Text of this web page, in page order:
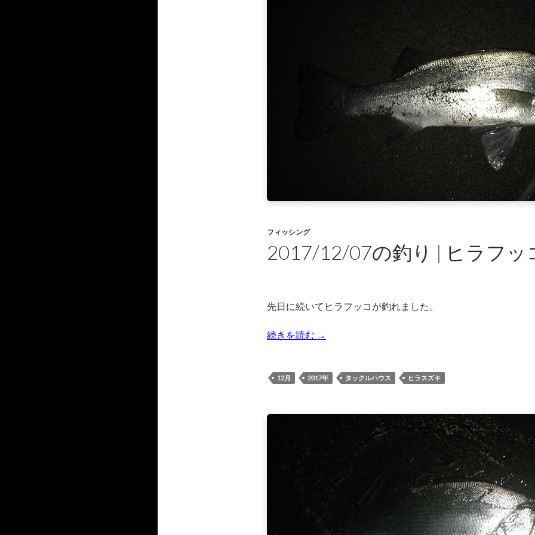
フィッシング
2017/12/07の釣り | ヒラフッ
先日に続いてヒラフッコが釣れました。
続きを読む 2017/12/07の釣り | ヒラフッコ
→
12月 2017年 タックルハウス ヒラスズキ